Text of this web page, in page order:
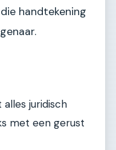
handtekening
juridisch
met een gerust